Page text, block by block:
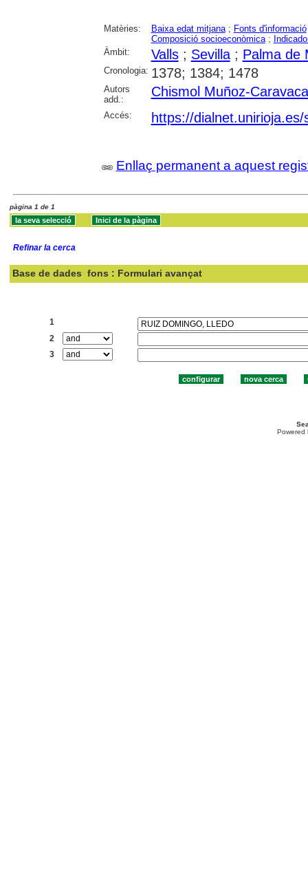
Matèries: Baixa edat mitjana; Fonts d'informació
Composició socioeconòmica;
Àmbit:
Valls; Sevilla; Palma de
Cronologia: 1378; 1384; 1478
Autors
add.:
Chismol Muñoz-
Accés: https://
Enllaç permanent a aquest
pàgina 1 de 1
Refinar la cerca
Base de dades fons : Formulari avançat
1
2
3
Powered